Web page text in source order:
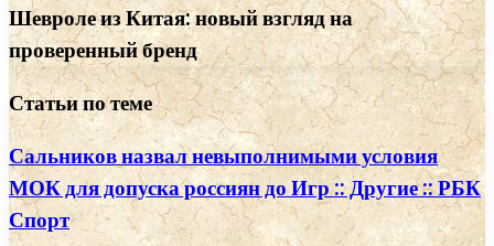
Шевроле из Китая: новый взгляд на
проверенный бренд
Статьи по теме
Сальников назвал невыполнимыми условия
МОК для допуска россиян до Игр :: Другие :: РБК
Спорт